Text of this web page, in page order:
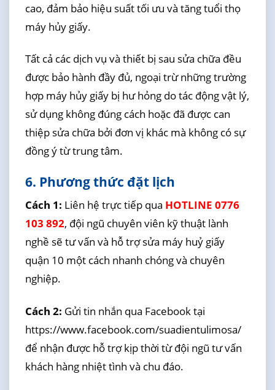
cao, đảm bảo hiệu suất tối ưu và tăng tuổi thọ
máy hủy giấy.
Tất cả các dịch vụ và thiết bị sau sửa chữa đều
được bảo hành đầy đủ, ngoại trừ những trường
hợp máy hủy giấy bị hư hỏng do tác động vật lý,
sử dụng không đúng cách hoặc đã được can
thiệp sửa chữa bởi đơn vị khác mà không có sự
đồng ý từ trung tâm.
6. Phương thức đặt lịch
Cách 1: Liên hệ trực tiếp qua HOTLINE 0776
103 892, đội ngũ chuyên viên kỹ thuật lành
nghề sẽ tư vấn và hỗ trợ sửa máy huỷ giấy
quận 10 một cách nhanh chóng và chuyên
nghiệp.
Cách 2: Gửi tin nhắn qua Facebook tại
https://www.facebook.com/suadientulimosa/
để nhận được hỗ trợ kịp thời từ đội ngũ tư vấn
khách hàng nhiệt tình và chu đáo.